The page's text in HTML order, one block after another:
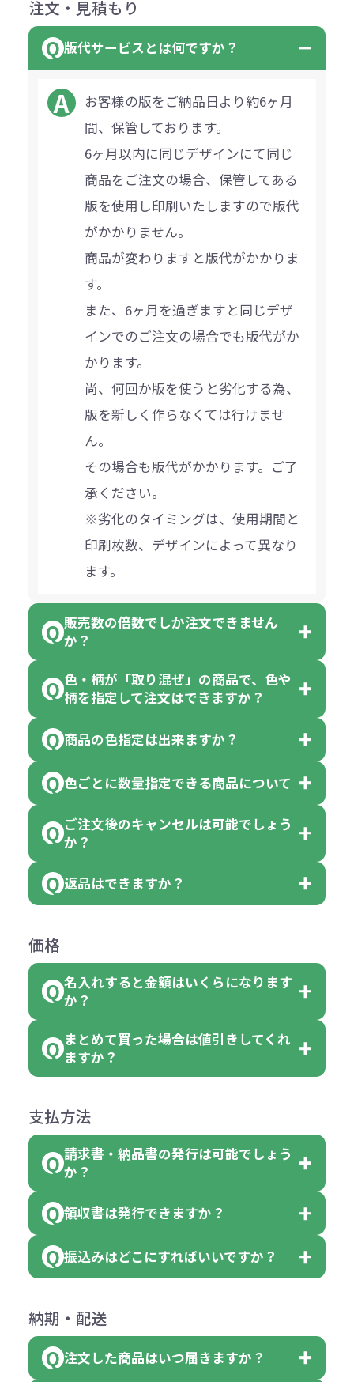
注文・見積もり
版代サービスとは何ですか？
お客様の版をご納品日より約6ヶ月
間、保管しております。
6ヶ月以内に同じデザインにて同じ
商品をご注文の場合、保管してある
版を使用し印刷いたしますので版代
がかかりません。
商品が変わりますと版代がかかりま
す。
また、6ヶ月を過ぎますと同じデザ
インでのご注文の場合でも版代がか
かります。
尚、何回か版を使うと劣化する為、
版を新しく作らなくては行けませ
ん。
その場合も版代がかかります。ご了
承ください。
※劣化のタイミングは、使用期間と
印刷枚数、デザインによって異なり
ます。
販売数の倍数でしか注文できません
か？
一部商品（※）を除き、注文可能数
です。
個、20個と10個単位でのご注文とな
ります。
【例】注文可能数が100個の場合
は、100個以上でしたら、何個でも
可能です。
色・柄が「取り混ぜ」の商品で、色や
柄を指定して注文はできますか？
「色・柄 取り混ぜ」のラベルがつい
ている商品は、色指定不可となって
ん。
但し、ロゴなど名入れ印刷をされる
費用）
商品の色指定は出来ますか？
色指定できる商品もございますが商
品の詳細に「色・柄 取り混ぜ」のラ
ベルや商品画像に「〇色取混ぜ」な
れ等分で100個ずつ入って参ります。
（割り切れない場合は数個単位で前
色指定できる商品に付きましては商
品詳細の購入の所で色が選べるよう
になっております。
色ごとに数量指定できる商品について
「選べる本体色」のラベルが付いて
す。
い。
例えば…
クエアトート」を300個注文した場
クエアトート」は10個単位でしたら
色を指定出来るので、ピンクを100
個、ブルーを90個、イエローを110
【色指定の仕方】
に必要な個数を入力ください。
※10個単位など購入できる単位が決
ご注文後のキャンセルは可能でしょう
か？
お客様都合でのキャンセルは、制作
がございます。
ご注文の際は、十分にご確認・ご検
返品はできますか？
めご了承ください。
ただし下記の場合は承っております
●初期不良または不良品（破損、故
障）の場合
合
●名入れ、オリジナルの内容が異な
っていた場合
または返金にて対応させていただき
ます。
その際不良品については送料着払い
ください。
（商品の状態により、対応が変わる
価格
名入れすると金額はいくらになります
か？
名入れありの場合の代金の計算方法
は下記の通りです。
計算例：
＜1色印刷の場合＞
（提供価格（商品代）+名入れ費用
（印刷代））×枚数+製版代
（提供価格（商品代）+名入れ費用
×色数
※例えば2色印刷の場合には、名入
れ費用が2倍、製版代が2倍必要で
まとめて買った場合は値引きしてくれ
ますか？
商品によりますが、お見積もりさせ
ていただきます。
見積もりサポートから個別でお問い
支払方法
請求書・納品書の発行は可能でしょう
か？
会員様はマイページより各種帳票の
ダウンロードが可能です。
詳しくはこちらはご確認ください。
領収書のダウンロード
領収書は発行できますか？
会員様はマイページより各種帳票の
詳しくはこちらはご確認ください。
領収書のダウンロード
振込みはどこにすればいいですか？
下記口座にお願いします。
■三菱UFJ銀行
小田井支店（おたいしてん）
納期・配送
注文した商品はいつ届きますか？